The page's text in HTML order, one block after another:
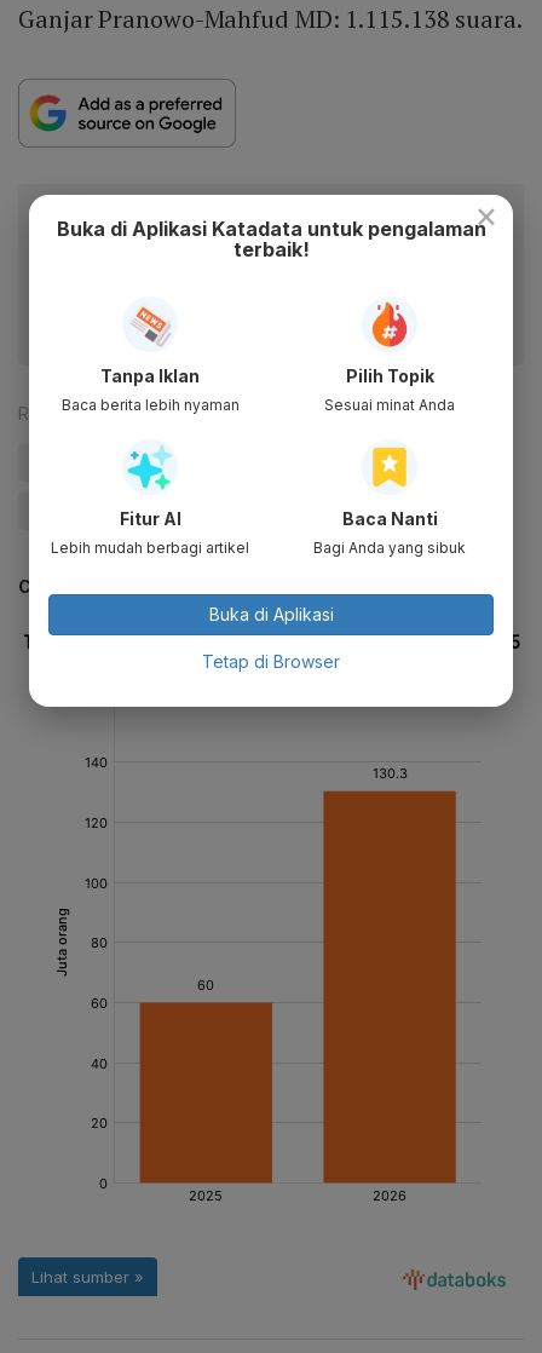
Ganjar Pranowo-Mahfud MD: 1.115.138 suara.
Dapatkan pengalaman membaca lebih nyaman dan nikmati
Reporter: Antara
#KPU #Pilpres 2024
#Update Me
CEK JUGA DATA INI
×
Buka di Aplikasi Katadata untuk pengalaman
terbaik!
Tanpa Iklan
Baca berita lebih nyaman
Pilih Topik
Sesuai minat Anda
Fitur AI
Lebih mudah berbagi artikel
Baca Nanti
Bagi Anda yang sibuk
Buka di Aplikasi
Tetap di Browser